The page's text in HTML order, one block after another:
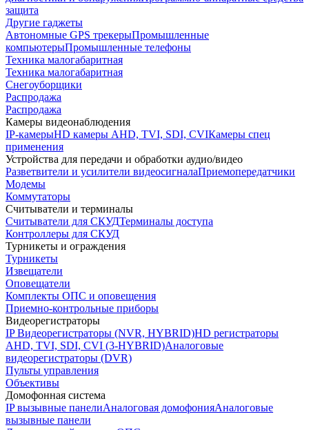
защита
Другие гаджеты
Автономные GPS трекерыПромышленные
компьютерыПромышленные телефоны
Техника малогабаритная
Техника малогабаритная
Снегоуборщики
Распродажа
Распродажа
Камеры видеонаблюдения
IP-камерыHD камеры AHD, TVI, SDI, CVIКамеры спец
применения
Устройства для передачи и обработки аудио/видео
Разветвители и усилители видеосигналаПриемопередатчики
Модемы
Коммутаторы
Считыватели и терминалы
Считыватели для СКУДТерминалы доступа
Контроллеры для СКУД
Турникеты и ограждения
Турникеты
Извещатели
Оповещатели
Комплекты ОПС и оповещения
Приемно-контрольные приборы
Видеорегистраторы
IP Видеорегистраторы (NVR, HYBRID)HD регистраторы
AHD, TVI, SDI, CVI (3-HYBRID)Аналоговые
видеорегистраторы (DVR)
Пульты управления
Объективы
Домофонная система
IP вызывные панелиАналоговая домофонияАналоговые
вызывные панели